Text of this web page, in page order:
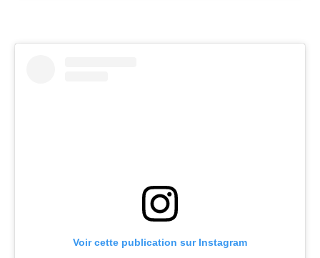
Voir cette publication sur Instagram